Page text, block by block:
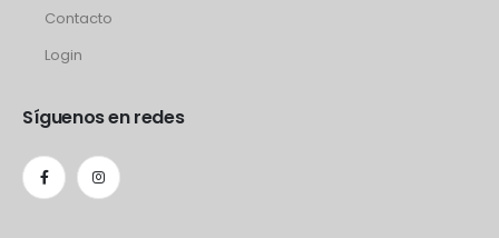
Contacto
Login
Síguenos en redes